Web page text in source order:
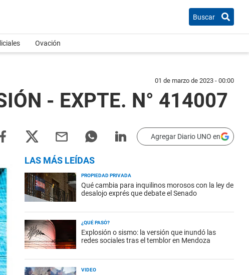
Buscar
Ovación
01 de marzo de 2023 - 00:00
- EXPTE. N° 414007
Agregar Diario UNO en
LAS MÁS LEÍDAS
PROPIEDAD PRIVADA
Qué cambia para inquilinos morosos con la ley de
desalojo exprés que debate el Senado
¿QUÉ PASÓ?
Explosión o sismo: la versión que inundó las
redes sociales tras el temblor en Mendoza
VIDEO